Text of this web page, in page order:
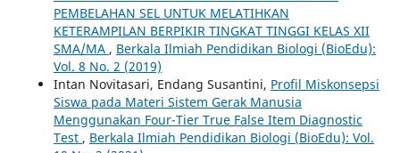
PEMBELAHAN SEL UNTUK MELATIHKAN
KETERAMPILAN BERPIKIR TINGKAT TINGGI KELAS XII
SMA/MA , Berkala Ilmiah Pendidikan Biologi (BioEdu):
Vol. 8 No. 2 (2019)
Intan Novitasari, Endang Susantini, Profil Miskonsepsi
Siswa pada Materi Sistem Gerak Manusia
Menggunakan Four-Tier True False Item Diagnostic
Test , Berkala Ilmiah Pendidikan Biologi (BioEdu): Vol.